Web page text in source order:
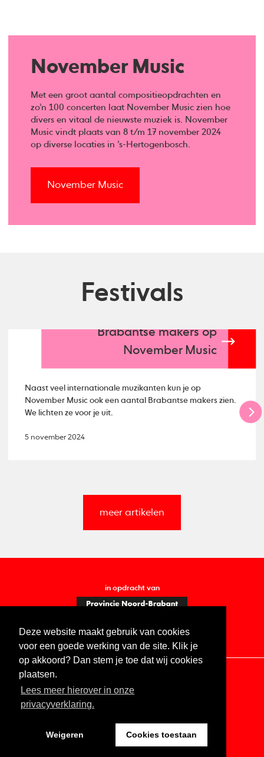
Deze website maakt gebruik van cookies
voor een goede werking van de site. Klik je
op akkoord? Dan stem je toe dat wij cookies
plaatsen.
Lees meer hierover in onze
privacyverklaring.
Weigeren Cookies toestaan
November Music
Met een groot aantal compositieopdrachten en
zo’n 100 concerten laat November Music zien hoe
divers en vitaal de nieuwste muziek is. November
Music vindt plaats van 8 t/m 17 november 2024
op diverse locaties in ’s-Hertogenbosch.
November Music
Festivals
Brabantse makers op
November Music
Naast veel internationale muzikanten kun je op
November Music ook een aantal Brabantse makers zien.
We lichten ze voor je uit.
5 november 2024
meer artikelen
in opdracht van
Contact Vacatures ANBI
Digitale toegankelijkheid